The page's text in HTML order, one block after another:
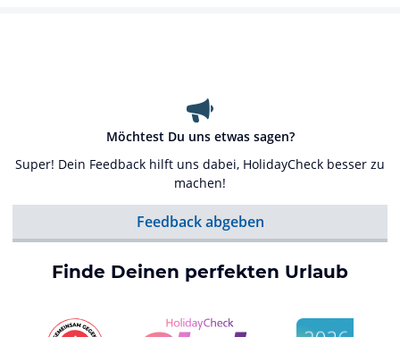
Möchtest Du uns etwas sagen?
Super! Dein Feedback hilft uns dabei, HolidayCheck besser zu
machen!
Feedback abgeben
Finde Deinen perfekten Urlaub